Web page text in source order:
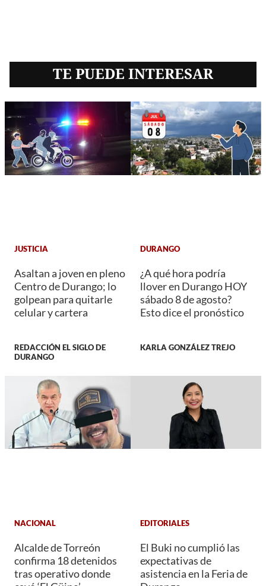
TE PUEDE INTERESAR
JUSTICIA
Asaltan a joven en pleno
Centro de Durango; lo
golpean para quitarle
celular y cartera
REDACCIÓN EL SIGLO DE
DURANGO
DURANGO
¿A qué hora podría
llover en Durango HOY
sábado 8 de agosto?
Esto dice el pronóstico
KARLA GONZÁLEZ TREJO
NACIONAL
Alcalde de Torreón
confirma 18 detenidos
tras operativo donde
EDITORIALES
El Buki no cumplió las
expectativas de
asistencia en la Feria de